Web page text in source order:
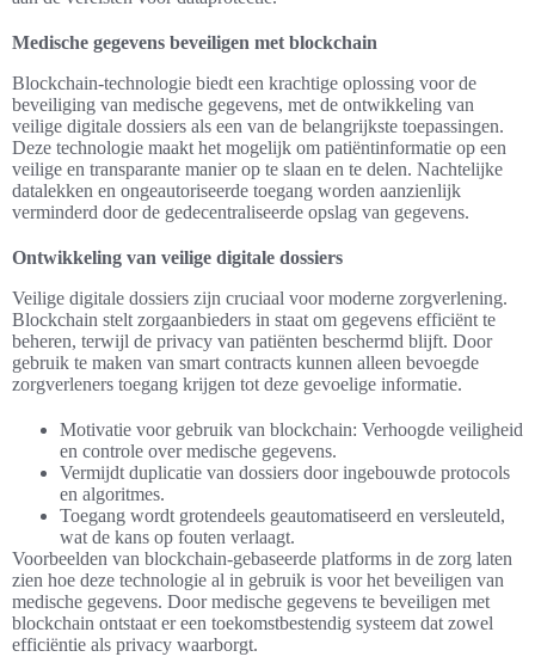
Medische gegevens beveiligen met blockchain
Blockchain-technologie biedt een krachtige oplossing voor de
beveiliging van medische gegevens, met de ontwikkeling van
veilige digitale dossiers als een van de belangrijkste toepassingen.
Deze technologie maakt het mogelijk om patiëntinformatie op een
veilige en transparante manier op te slaan en te delen. Nachtelijke
datalekken en ongeautoriseerde toegang worden aanzienlijk
verminderd door de gedecentraliseerde opslag van gegevens.
Ontwikkeling van veilige digitale dossiers
Veilige digitale dossiers zijn cruciaal voor moderne zorgverlening.
Blockchain stelt zorgaanbieders in staat om gegevens efficiënt te
beheren, terwijl de privacy van patiënten beschermd blijft. Door
gebruik te maken van smart contracts kunnen alleen bevoegde
zorgverleners toegang krijgen tot deze gevoelige informatie.
Motivatie voor gebruik van blockchain: Verhoogde veiligheid
en controle over medische gegevens.
Vermijdt duplicatie van dossiers door ingebouwde protocols
en algoritmes.
Toegang wordt grotendeels geautomatiseerd en versleuteld,
wat de kans op fouten verlaagt.
Voorbeelden van blockchain-gebaseerde platforms in de zorg laten
zien hoe deze technologie al in gebruik is voor het beveiligen van
medische gegevens. Door medische gegevens te beveiligen met
blockchain ontstaat er een toekomstbestendig systeem dat zowel
efficiëntie als privacy waarborgt.